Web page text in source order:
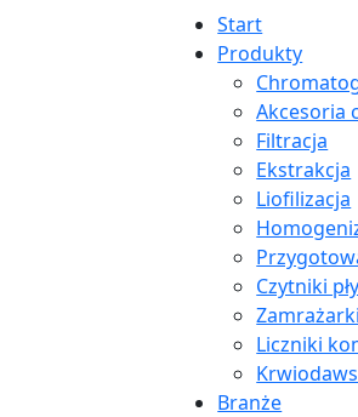
Start
Produkty
Akcesoria
Filtracja
Ekstrakcja
Liofilizacja
Czytniki
Liczniki
Branże